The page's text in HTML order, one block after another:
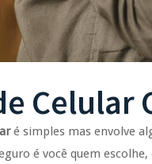
Celular
é simples mas envolve
é você quem